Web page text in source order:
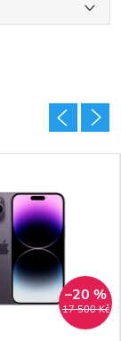
17 500 Kč
–20 %